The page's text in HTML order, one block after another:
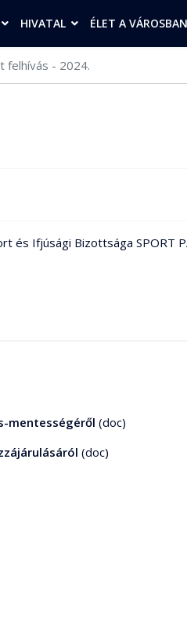
HIVATAL ÉLET A VÁROSBAN
felhívás - 2024.
és Ifjúsági Bizottsága SPORT
mentességéről (doc)
(doc)